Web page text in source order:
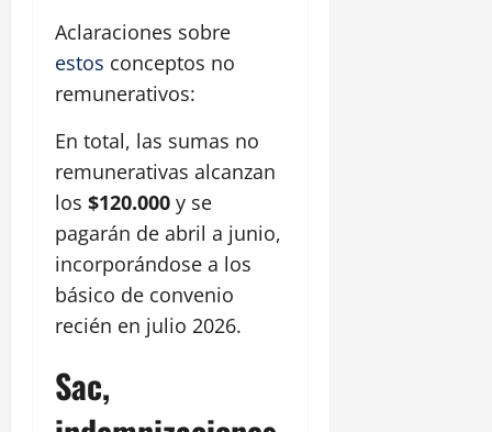
Aclaraciones sobre
estos conceptos no
remunerativos:
En total, las sumas no
remunerativas alcanzan
los $120.000 y se
pagarán de abril a junio,
incorporándose a los
básico de convenio
recién en julio 2026.
Sac,